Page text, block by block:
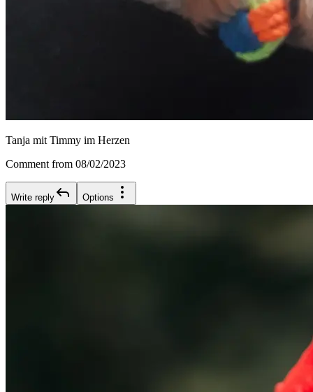
Tanja mit Timmy im Herzen
Comment from 08/02/2023
Write reply Options